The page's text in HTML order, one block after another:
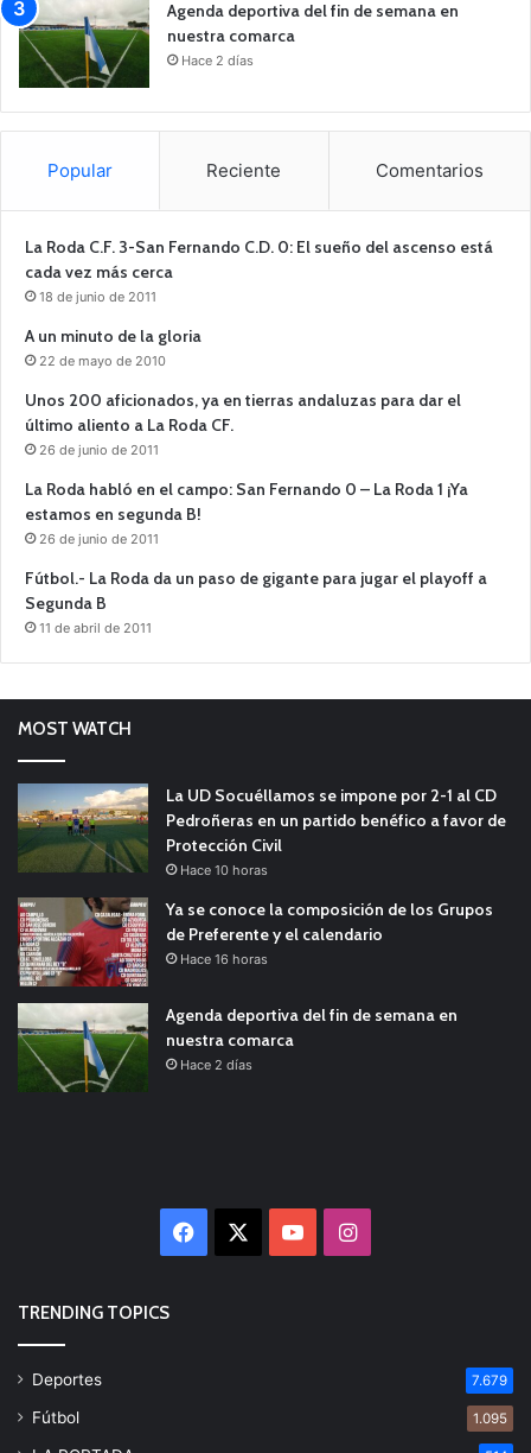
Agenda deportiva del fin de semana en
nuestra comarca
Hace 2 días
Popular Reciente Comentarios
La Roda C.F. 3-San Fernando C.D. 0: El sueño del ascenso está
cada vez más cerca
18 de junio de 2011
A un minuto de la gloria
22 de mayo de 2010
Unos 200 aficionados, ya en tierras andaluzas para dar el
último aliento a La Roda CF.
26 de junio de 2011
La Roda habló en el campo: San Fernando 0 – La Roda 1 ¡Ya
estamos en segunda B!
26 de junio de 2011
Fútbol.- La Roda da un paso de gigante para jugar el playoff a
Segunda B
11 de abril de 2011
MOST WATCH
La UD Socuéllamos se impone por 2-1 al CD
Pedroñeras en un partido benéfico a favor de
Protección Civil
Hace 10 horas
Ya se conoce la composición de los Grupos
de Preferente y el calendario
Hace 16 horas
Agenda deportiva del fin de semana en
nuestra comarca
Hace 2 días
Facebook YouTubeInstagram
TRENDING TOPICS
Deportes 7.679
Fútbol 1.095